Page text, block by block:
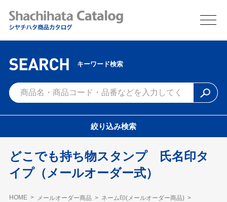
キーワード検索
絞り込み検索
どこでも持ち物スタンプ 氏名印タ
イプ（メールオーダー式）
HOME メールオーダー商品
ネーム印(メールオーダー商品)